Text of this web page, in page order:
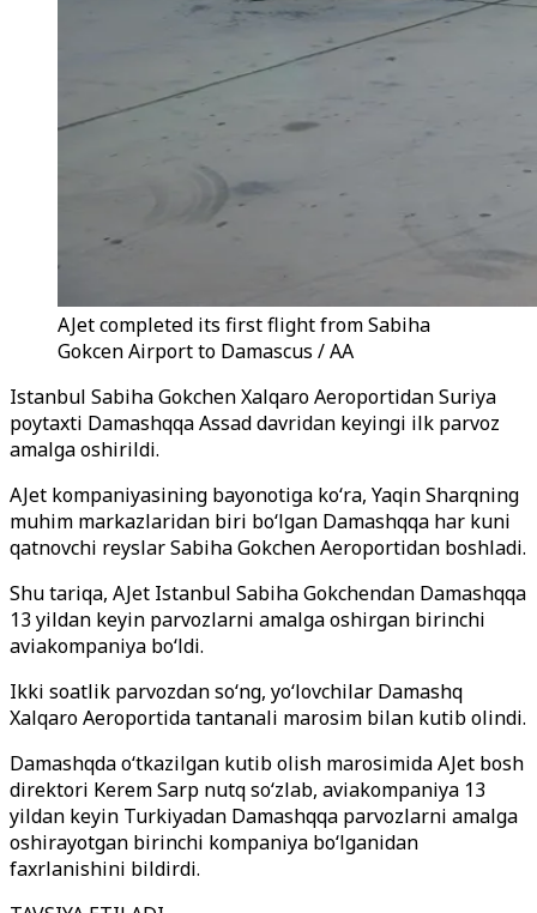
AJet completed its first flight from Sabiha
Gokcen Airport to Damascus / AA
Istanbul Sabiha Gokchen Xalqaro Aeroportidan Suriya
poytaxti Damashqqa Assad davridan keyingi ilk parvoz
amalga oshirildi.
AJet kompaniyasining bayonotiga ko‘ra, Yaqin Sharqning
muhim markazlaridan biri bo‘lgan Damashqqa har kuni
qatnovchi reyslar Sabiha Gokchen Aeroportidan boshladi.
Shu tariqa, AJet Istanbul Sabiha Gokchendan Damashqqa
13 yildan keyin parvozlarni amalga oshirgan birinchi
aviakompaniya bo‘ldi.
Ikki soatlik parvozdan so‘ng, yo‘lovchilar Damashq
Xalqaro Aeroportida tantanali marosim bilan kutib olindi.
Damashqda o‘tkazilgan kutib olish marosimida AJet bosh
direktori Kerem Sarp nutq so‘zlab, aviakompaniya 13
yildan keyin Turkiyadan Damashqqa parvozlarni amalga
oshirayotgan birinchi kompaniya bo‘lganidan
faxrlanishini bildirdi.